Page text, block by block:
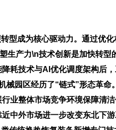
型成为核心驱动力。通过优
生产力\n技术创新是加快转型
耗技术与AI优化调度架构后
械园区经历了“链式”形态革命
业整体市场竞争环境保障清
中外市场进一步改变东北下